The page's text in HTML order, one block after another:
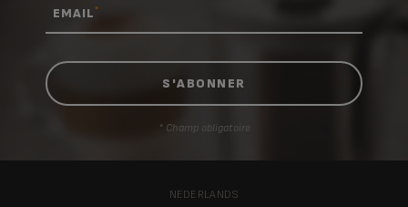
EMAIL*
* Champ obligatoire
NEDERLANDS